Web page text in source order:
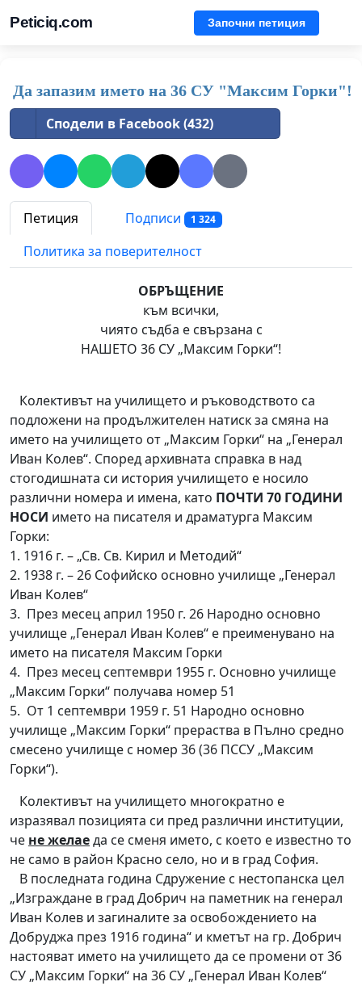
Peticiq.com Започни петиция
Да запазим името на 36 СУ "Максим Горки"!
Сподели в Facebook (432)
Петиция Подписи 1 324
Политика за поверителност
ОБРЪЩЕНИЕ
към всички,
чиято съдба е свързана с
НАШЕТО 36 СУ „Максим Горки“!
Колективът на училището и ръководството са
подложени на продължителен натиск за смяна на
името на училището от „Максим Горки“ на „Генерал
Иван Колев“. Според архивната справка в над
стогодишната си история училището е носило
различни номера и имена, като ПОЧТИ 70 ГОДИНИ
НОСИ името на писателя и драматурга Максим
Горки:
1. 1916 г. – „Св. Св. Кирил и Методий“
2. 1938 г. – 26 Софийско основно училище „Генерал
Иван Колев“
3. През месец април 1950 г. 26 Народно основно
училище „Генерал Иван Колев“ е преименувано на
името на писателя Максим Горки
4. През месец септември 1955 г. Основно училище
„Максим Горки“ получава номер 51
5. От 1 септември 1959 г. 51 Народно основно
училище „Максим Горки“ прераства в Пълно средно
смесено училище с номер 36 (36 ПССУ „Максим
Горки“).
Колективът на училището многократно е
изразявал позицията си пред различни институции,
че не желаеда се сменя името, с което е известно то
не само в район Красно село, но и в град София.
В последната година Сдружение с нестопанска цел
„Изграждане в град Добрич на паметник на генерал
Иван Колев и загиналите за освобождението на
Добруджа през 1916 година“ и кметът на гр. Добрич
настояват името на училището да се промени от 36
СУ „Максим Горки“ на 36 СУ „Генерал Иван Колев“